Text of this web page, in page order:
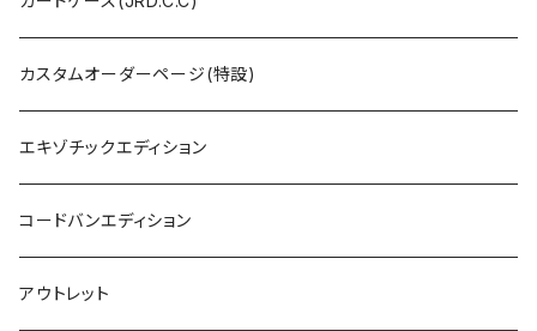
カスタムオーダーページ(特設)
エキゾチックエディション
コードバンエディション
アウトレット